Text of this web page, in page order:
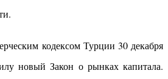
кодексом Турции 30 декабря
новый Закон о рынках капитала.